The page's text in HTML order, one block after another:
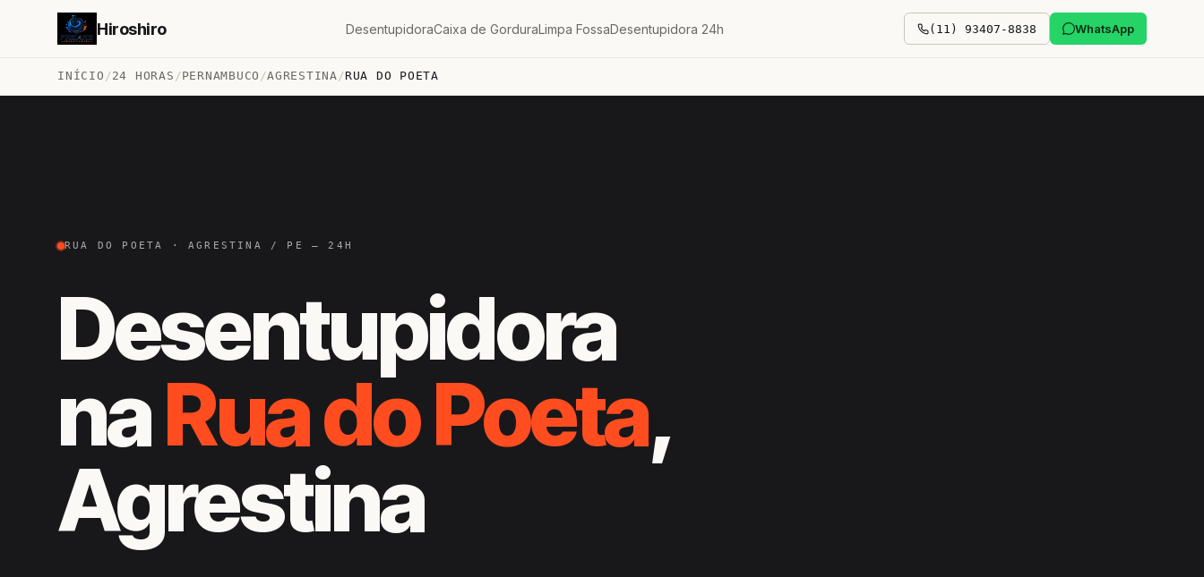
Hiroshiro DesentupidoraCaixa de GorduraLimpa FossaDesentupidora 24h (11) 93407-8838 WhatsApp
INÍCIO /24 HORAS /PERNAMBUCO /AGRESTINA /RUA DO POETA
RUA DO POETA · AGRESTINA / PE — 24H
Desentupidora
naRua do Poeta,
Agrestina